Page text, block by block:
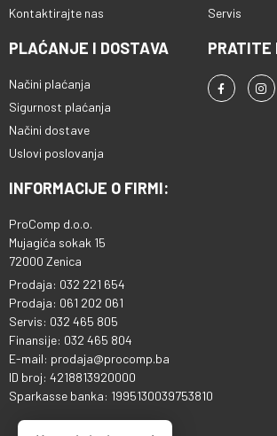
Kontaktirajte nas
Servis
PLAĆANJE I DOSTAVA
Načini plaćanja
Sigurnost plaćanja
Načini dostave
Uslovi poslovanja
PRATITE
INFORMACIJE O FIRMI:
ProComp d.o.o.
Mujagića sokak 15
72000 Zenica
Prodaja: 032 221 654
Prodaja: 061 202 061
Servis: 032 465 805
Finansije: 032 465 804
E-mail: prodaja@procomp.ba
ID broj: 4218813920000
Sparkasse banka: 1995130039753810